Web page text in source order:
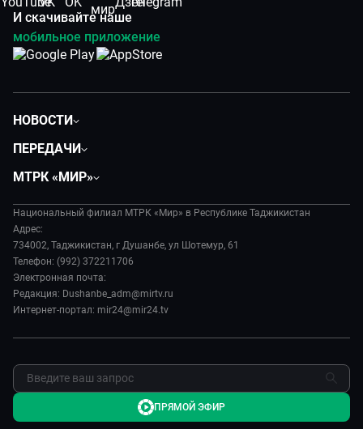
И скачивайте наше
мобильное приложение
НОВОСТИ
Экономика
Происшествия
Культура
Спорт
ПЕРЕДАЧИ
Евразия. Культурно
Евразия. Регионы
Наши иностранцы
Пять причин поехать в...
Сделано в Содружестве
МТРК «МИР»
История
Руководство
Лица мира
Новости
Пресса о нас
Обратная связь
Национальный филиал МТРК «Мир» в Республике Таджикистан
Адрес:
734002, Таджикистан, г Душанбе, ул Шотемур, 61
Телефон: (992) 372211706
Электронная почта:
Редакция: Dushanbe_adm@mirtv.ru
Интернет-портал: mir24@mir24.tv
ПРЯМОЙ ЭФИР